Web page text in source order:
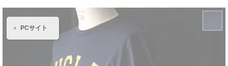
PCサイト